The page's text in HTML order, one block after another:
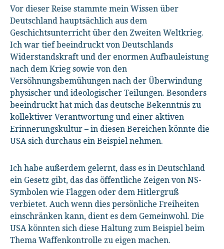
Vor dieser Reise stammte mein Wissen über
Deutschland hauptsächlich aus dem
Geschichtsunterricht über den Zweiten Weltkrieg.
Ich war tief beeindruckt von Deutschlands
Widerstandskraft und der enormen Aufbauleistung
nach dem Krieg sowie von den
Versöhnungsbemühungen nach der Überwindung
physischer und ideologischer Teilungen. Besonders
beeindruckt hat mich das deutsche Bekenntnis zu
kollektiver Verantwortung und einer aktiven
Erinnerungskultur – in diesen Bereichen könnte die
USA sich durchaus ein Beispiel nehmen.
Ich habe außerdem gelernt, dass es in Deutschland
ein Gesetz gibt, das das öffentliche Zeigen von NS-
Symbolen wie Flaggen oder dem Hitlergruß
verbietet. Auch wenn dies persönliche Freiheiten
einschränken kann, dient es dem Gemeinwohl. Die
USA könnten sich diese Haltung zum Beispiel beim
Thema Waffenkontrolle zu eigen machen.